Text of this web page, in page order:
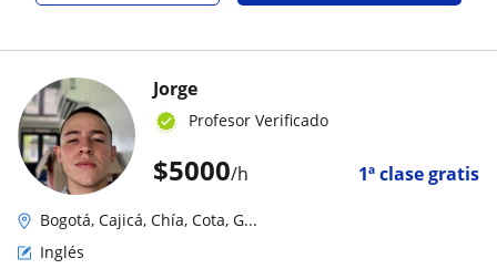
$5000/h 1ª clase gratis
Jorge
Profesor Verificado
Bogotá, Cajicá, Chía, Cota, G...
Inglés